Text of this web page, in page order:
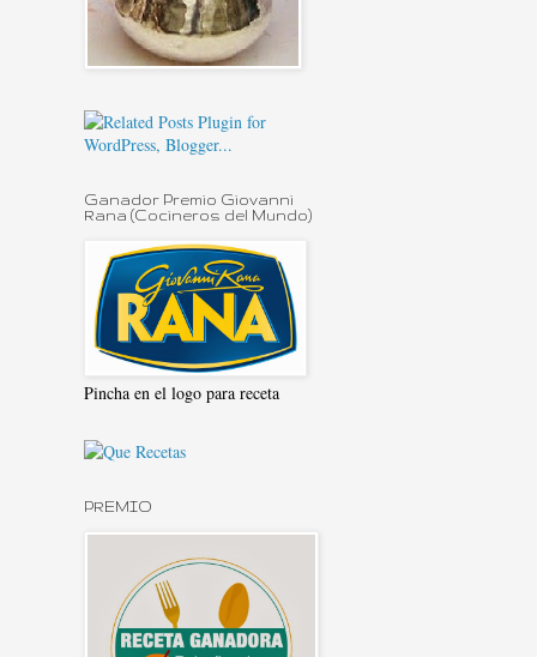
Ganador Premio Giovanni
Rana (Cocineros del Mundo)
Pincha en el logo para receta
PREMIO